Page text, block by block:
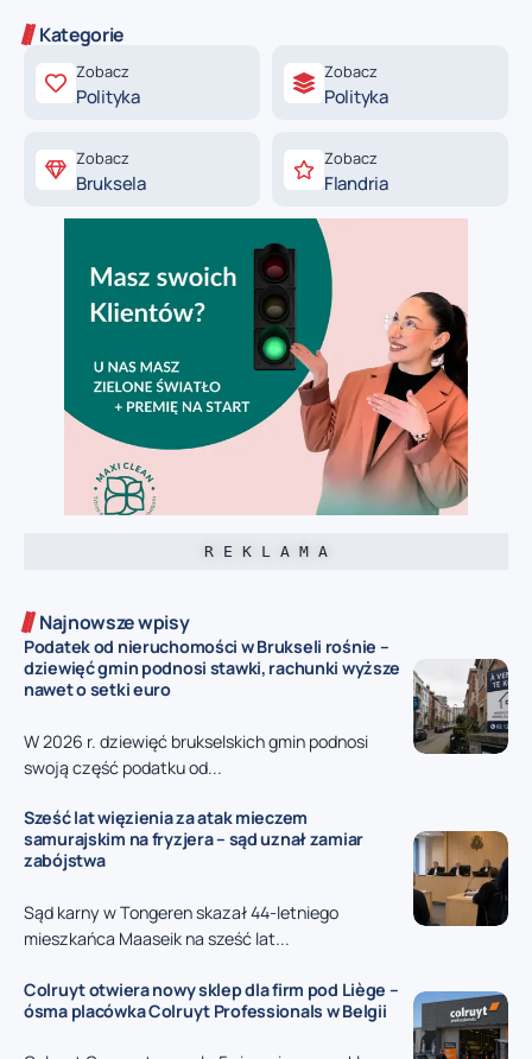
Kategorie
Zobacz
Polityka
Zobacz
Polityka
Zobacz
Bruksela
Zobacz
Flandria
R E K L A M A
Najnowsze wpisy
Podatek od nieruchomości w Brukseli rośnie –
dziewięć gmin podnosi stawki, rachunki wyższe
nawet o setki euro
W 2026 r. dziewięć brukselskich gmin podnosi
swoją część podatku od...
Sześć lat więzienia za atak mieczem
samurajskim na fryzjera – sąd uznał zamiar
zabójstwa
Sąd karny w Tongeren skazał 44-letniego
mieszkańca Maaseik na sześć lat...
Colruyt otwiera nowy sklep dla firm pod Liège –
ósma placówka Colruyt Professionals w Belgii